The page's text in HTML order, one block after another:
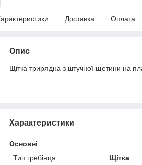
Доставка Оплата
Опис
Щітка трирядна з штучної щетини на
Характеристики
Основні
Тип гребінця
Щітка